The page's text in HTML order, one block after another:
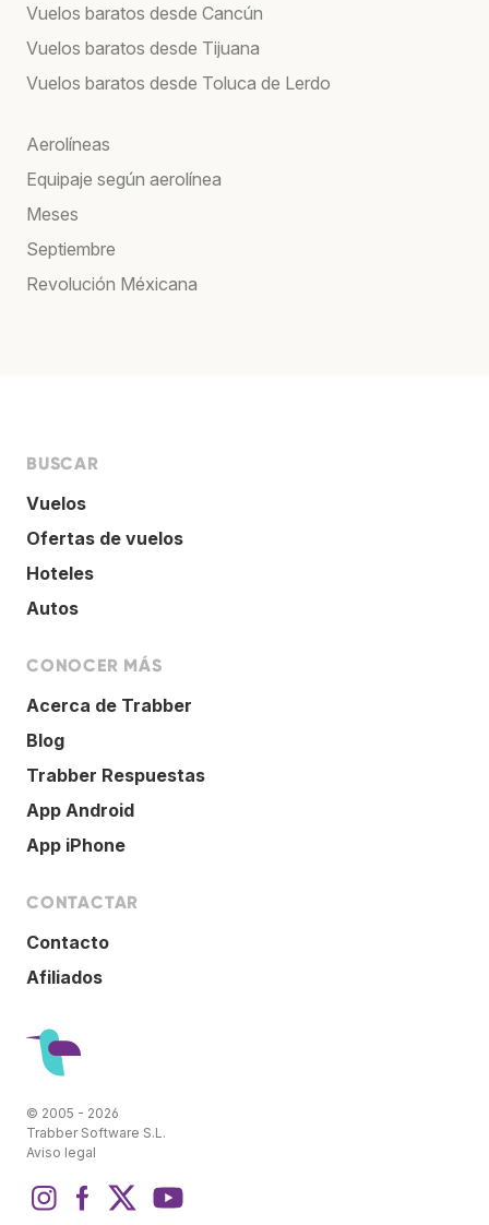
Vuelos baratos desde Cancún
Vuelos baratos desde Tijuana
Vuelos baratos desde Toluca de Lerdo
Aerolíneas
Equipaje según aerolínea
Meses
Septiembre
Revolución Méxicana
BUSCAR
Vuelos
Ofertas de vuelos
Hoteles
Autos
CONOCER MÁS
Acerca de Trabber
Blog
Trabber Respuestas
App Android
App iPhone
CONTACTAR
Contacto
Afiliados
© 2005 - 2026
Trabber Software S.L.
Aviso legal